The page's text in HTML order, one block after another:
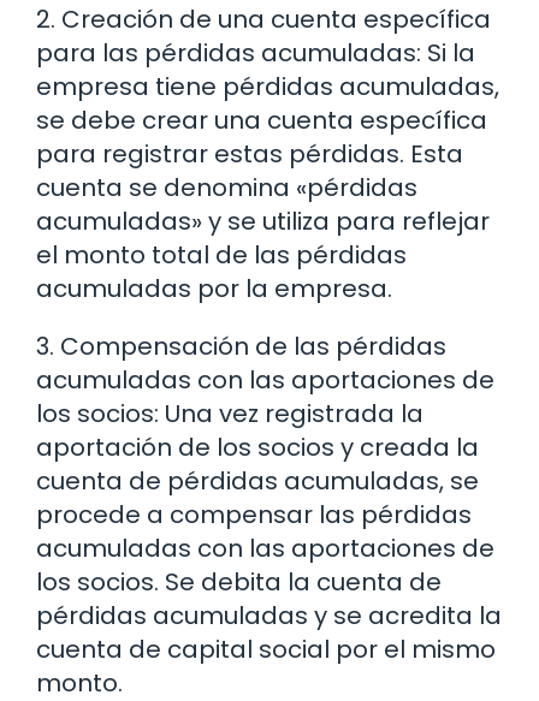
2. Creación de una cuenta específica
para las pérdidas acumuladas: Si la
empresa tiene pérdidas acumuladas,
se debe crear una cuenta específica
para registrar estas pérdidas. Esta
cuenta se denomina «pérdidas
acumuladas» y se utiliza para reflejar
el monto total de las pérdidas
acumuladas por la empresa.
3. Compensación de las pérdidas
acumuladas con las aportaciones de
los socios: Una vez registrada la
aportación de los socios y creada la
cuenta de pérdidas acumuladas, se
procede a compensar las pérdidas
acumuladas con las aportaciones de
los socios. Se debita la cuenta de
pérdidas acumuladas y se acredita la
cuenta de capital social por el mismo
monto.